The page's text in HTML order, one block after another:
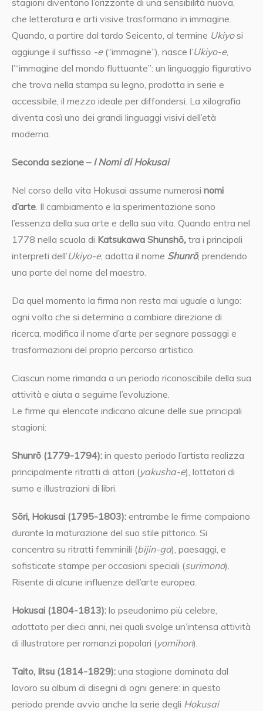
stagioni diventano l’orizzonte di una sensibilità nuova,
che letteratura e arti visive trasformano in immagine.
Quando, a partire dal tardo Seicento, al termine Ukiyosi
aggiunge il suffisso -e(“immagine”), nasce l’Ukiyo-e,
l’“immagine del mondo fluttuante”: un linguaggio figurativo
che trova nella stampa su legno, prodotta in serie e
accessibile, il mezzo ideale per diffondersi. La xilografia
diventa così uno dei grandi linguaggi visivi dell’età
moderna.
Seconda sezione – I Nomi di Hokusai
Nel corso della vita Hokusai assume numerosi nomi
d’arte. Il cambiamento e la sperimentazione sono
l’essenza della sua arte e della sua vita. Quando entra nel
1778 nella scuola di Katsukawa Shunshō,tra i principali
interpreti dell’Ukiyo-e, adotta il nome Shunrō, prendendo
una parte del nome del maestro.
Da quel momento la firma non resta mai uguale a lungo:
ogni volta che si determina a cambiare direzione di
ricerca, modifica il nome d’arte per segnare passaggi e
trasformazioni del proprio percorso artistico.
Ciascun nome rimanda a un periodo riconoscibile della sua
attività e aiuta a seguirne l’evoluzione.
Le firme qui elencate indicano alcune delle sue principali
stagioni:
Shunrō (1779-1794):in questo periodo l’artista realizza
principalmente ritratti di attori (yakusha-e), lottatori di
sumo e illustrazioni di libri.
Sōri, Hokusai (1795-1803):entrambe le firme compaiono
durante la maturazione del suo stile pittorico. Si
concentra su ritratti femminili (bijin-ga), paesaggi, e
sofisticate stampe per occasioni speciali (surimono).
Risente di alcune influenze dell’arte europea.
Hokusai (1804-1813):lo pseudonimo più celebre,
adottato per dieci anni, nei quali svolge un’intensa attività
di illustratore per romanzi popolari (yomihon).
Taito, Iitsu (1814-1829):una stagione dominata dal
lavoro su album di disegni di ogni genere: in questo
periodo prende avvio anche la serie degli Hokusai